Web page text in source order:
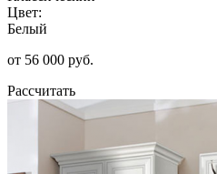
Цвет:
Белый
от 56 000 руб.
Рассчитать